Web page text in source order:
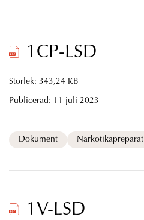
1CP-LSD
Storlek: 343,24 KB
Publicerad: 11 juli 2023
Dokument Narkotikapreparat
1V-LSD